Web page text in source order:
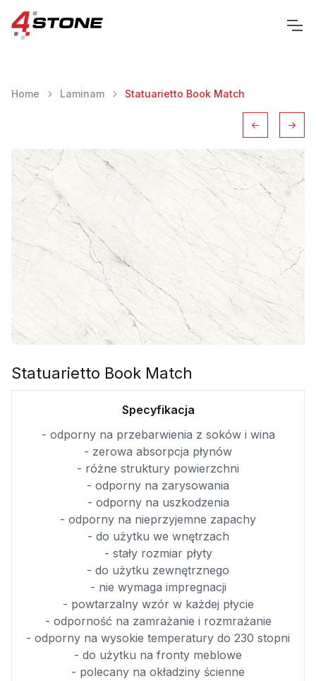
Home Laminam Statuarietto Book Match
Statuarietto Book Match
Specyfikacja
- odporny na przebarwienia z soków i wina
- zerowa absorpcja płynów
- różne struktury powierzchni
- odporny na zarysowania
- odporny na uszkodzenia
- odporny na nieprzyjemne zapachy
- do użytku we wnętrzach
- stały rozmiar płyty
- do użytku zewnętrznego
- nie wymaga impregnacji
- powtarzalny wzór w każdej płycie
- odporność na zamrażanie i rozmrażanie
- odporny na wysokie temperatury do 230 stopni
- do użytku na fronty meblowe
- polecany na okładziny ścienne